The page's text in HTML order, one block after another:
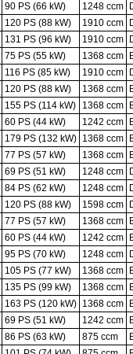
90 PS (66 kW) 1248 ccm
120 PS (88 kW) 1910 ccm
131 PS (96 kW) 1910 ccm
75 PS (55 kW) 1368 ccm
116 PS (85 kW) 1910 ccm
120 PS (88 kW) 1368 ccm
155 PS (114 kW) 1368 ccm
60 PS (44 kW) 1242 ccm
179 PS (132 kW) 1368 ccm
77 PS (57 kW) 1368 ccm
69 PS (51 kW) 1248 ccm
84 PS (62 kW) 1248 ccm
120 PS (88 kW) 1598 ccm
77 PS (57 kW) 1368 ccm
60 PS (44 kW) 1242 ccm
95 PS (70 kW) 1248 ccm
105 PS (77 kW) 1368 ccm
135 PS (99 kW) 1368 ccm
163 PS (120 kW) 1368 ccm
69 PS (51 kW) 1242 ccm
86 PS (63 kW) 875 ccm